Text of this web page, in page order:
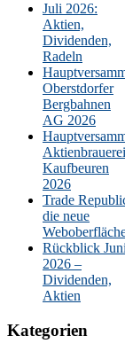
Juli 2026:
Aktien,
Dividenden,
Radeln
Oberstdorfer
Bergbahnen
AG 2026
Aktienbrauerei
Kaufbeuren
2026
Trade
die neue
Rückblick Juni
2026 –
Dividenden,
Aktien
Kategorien